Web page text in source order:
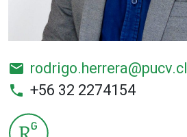
email rodrigo.herrera@pucv.cl
phone +56 32 2274154